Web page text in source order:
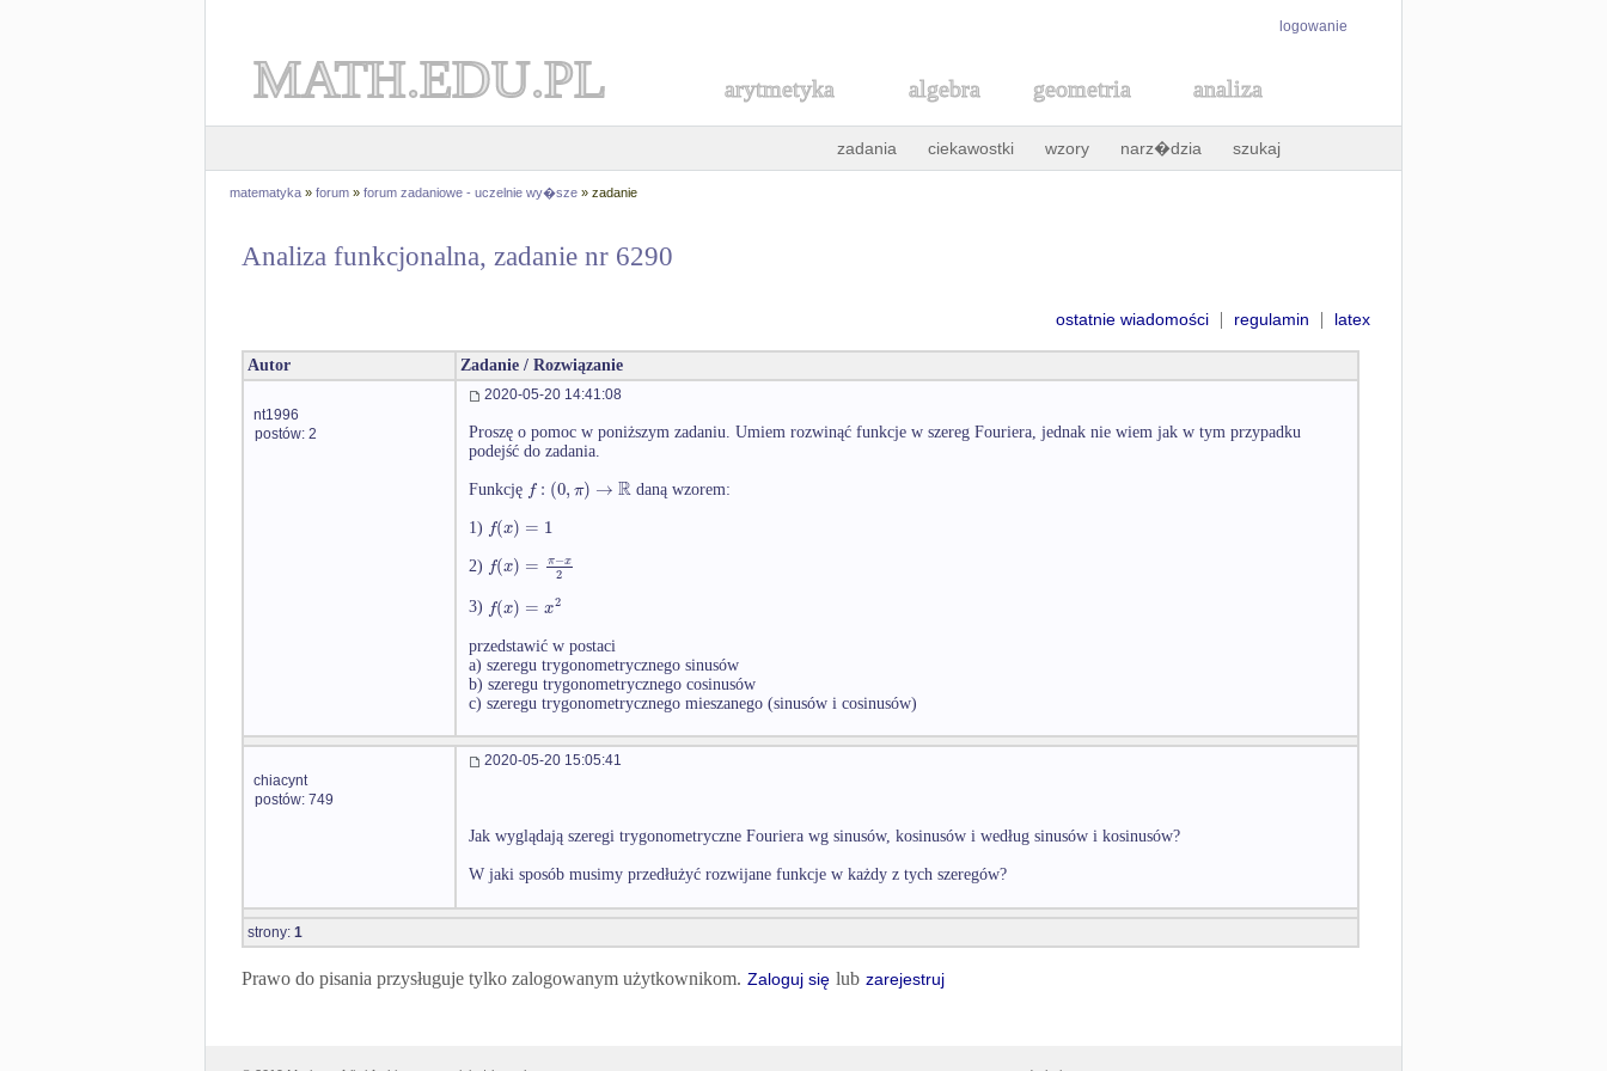
logowanie
MATH.EDU.PL arytmetyka algebra geometria analiza
zadania ciekawostki wzory narz�dzia szukaj
matematyka » forum » forum zadaniowe - uczelnie wy�sze » zadanie
Analiza funkcjonalna, zadanie nr 6290
ostatnie wiadomości | regulamin | latex
Autor Zadanie / Rozwiązanie
nt1996
postów: 2
2020-05-20 14:41:08
Proszę o pomoc w poniższym zadaniu. Umiem rozwinąć funkcje w szereg Fouriera, jednak nie wiem jak w tym przypadku
podejść do zadania.
Funkcję f : (0,π) → R daną wzorem:
1) f(x) = 1
2) f(x) = π−x
2
3) f(x) = x2
przedstawić w postaci
a) szeregu trygonometrycznego sinusów
b) szeregu trygonometrycznego cosinusów
c) szeregu trygonometrycznego mieszanego (sinusów i cosinusów)
chiacynt
postów: 749
2020-05-20 15:05:41
Jak wyglądają szeregi trygonometryczne Fouriera wg sinusów, kosinusów i według sinusów i kosinusów?
W jaki sposób musimy przedłużyć rozwijane funkcje w każdy z tych szeregów?
strony: 1
Prawo do pisania przysługuje tylko zalogowanym użytkownikom. Zaloguj się lub zarejestruj